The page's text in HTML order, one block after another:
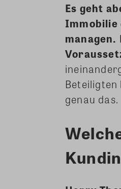
Es geht
Immobilie
Beteiligten
genau das.